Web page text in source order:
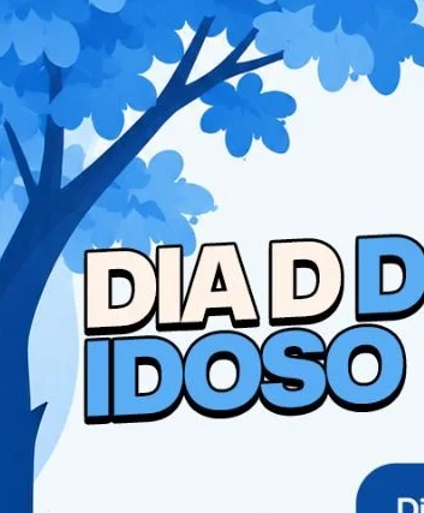
“Confia”, lançado em dezembro de
a música “Lapada Dela” chegou no TOP
2023, lançou o projeto “Virado No
por onde passou promete fazer
a dupla Hugo e Guilherme apresentará
lançado em 2023. A dupla gravou
Ao Vivo. O show gravado contou com as
as canções Maldade e Imagina tiveram
a dupla lançou mais dois DVDs nos anos
(2018), com a participação da cantora
serão abertos às 18 horas.
(10), é a vez de Luan Santana e da dupla
No sábado (11), os artistas escalados